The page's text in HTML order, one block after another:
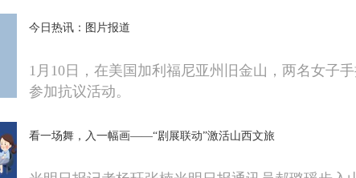
今日热讯：图片报道
1月10日，在美国加利福尼亚州旧金山，两名女子
参加抗议活动。
看一场舞，入一幅画——“剧展联动”激活山西文旅